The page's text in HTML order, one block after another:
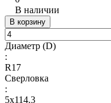
В наличии
В корзину
Диаметр (D)
:
R17
Сверловка
:
5х114.3